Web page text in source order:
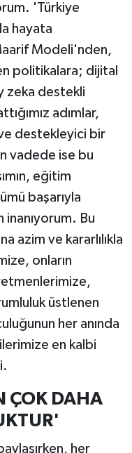
'Türkiye
hayata
Modeli'nden,
politikalara; dijital
zeka destekli
adımlar,
destekleyici bir
vadede ise bu
eğitim
başarıyla
Bu
azim ve kararlılıkla
onların
üstlenen
her anında
en kalbi
ÇOK DAHA
her